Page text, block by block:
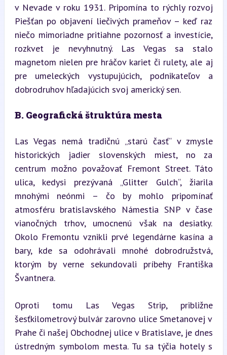
v Nevade v roku 1931. Pripomína to rýchly rozvoj
Piešťan po objavení liečivých prameňov – keď raz
niečo mimoriadne pritiahne pozornosť a investície,
rozkvet je nevyhnutný. Las Vegas sa stalo
magnetom nielen pre hráčov kariet či rulety, ale aj
pre umeleckých vystupujúcich, podnikateľov a
dobrodruhov hľadajúcich svoj americký sen.
B. Geografická štruktúra mesta
Las Vegas nemá tradičnú „starú časť“ v zmysle
historických jadier slovenských miest, no za
centrum možno považovať Fremont Street. Táto
ulica, kedysi prezývaná „Glitter Gulch“, žiarila
mnohými neónmi – čo by mohlo pripomínať
atmosféru bratislavského Námestia SNP v čase
vianočných trhov, umocnenú však na desiatky.
Okolo Fremontu vznikli prvé legendárne kasína a
bary, kde sa odohrávali mnohé dobrodružstvá,
ktorým by verne sekundovali príbehy Františka
Švantnera.
Oproti tomu Las Vegas Strip, približne
šesťkilometrový bulvár zarovno ulice Smetanovej v
Prahe či našej Obchodnej ulice v Bratislave, je dnes
ústredným symbolom mesta. Tu sa týčia hotely s